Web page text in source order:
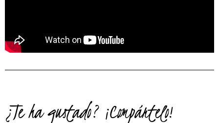
¿Te ha gustado? ¡Compártelo!